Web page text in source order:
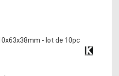
- lot de 10pc